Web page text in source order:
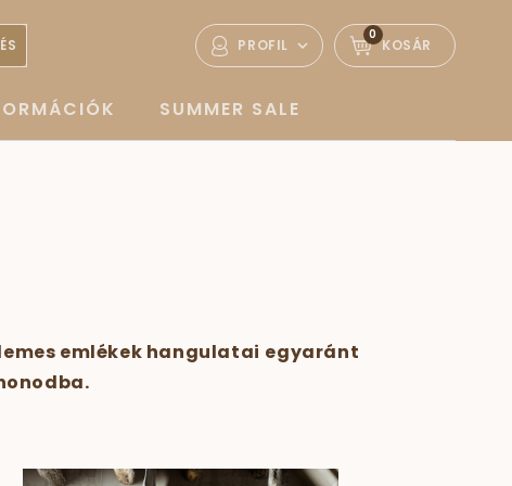
PROFIL KOSÁR
0
SUMMER SALE
emlékek hangulatai egyaránt